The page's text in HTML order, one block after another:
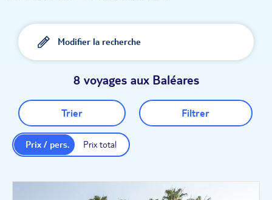
Modifier la recherche
8 voyages aux Baléares
Trier Filtrer
Prix total
Prix / pers.